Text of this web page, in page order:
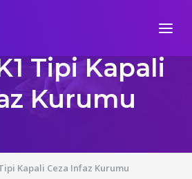
Tipi Kapali
Kurumu
Kapali Ceza Infaz Kurumu